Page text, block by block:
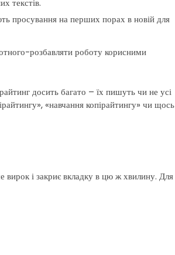
текстів.
просування на перших порах в новій для
розбавляти роботу корисними
досить багато – їх пишуть чи не усі
«навчання копірайтингу» чи щось
вирок і закриє вкладку в цю ж хвилину. Для